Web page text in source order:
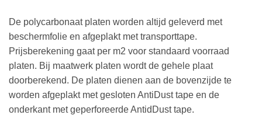
De polycarbonaat platen worden altijd geleverd met
beschermfolie en afgeplakt met transporttape.
Prijsberekening gaat per m2 voor standaard voorraad
platen. Bij maatwerk platen wordt de gehele plaat
doorberekend. De platen dienen aan de bovenzijde te
worden afgeplakt met gesloten AntiDust tape en de
onderkant met geperforeerde AntidDust tape.